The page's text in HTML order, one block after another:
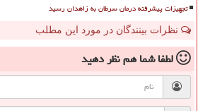
تجهیزات پیشرفته درمان سرطان به زاهدان رسید
نظرات بینندگان در مورد این مطلب
لطفا شما همنظر دهید